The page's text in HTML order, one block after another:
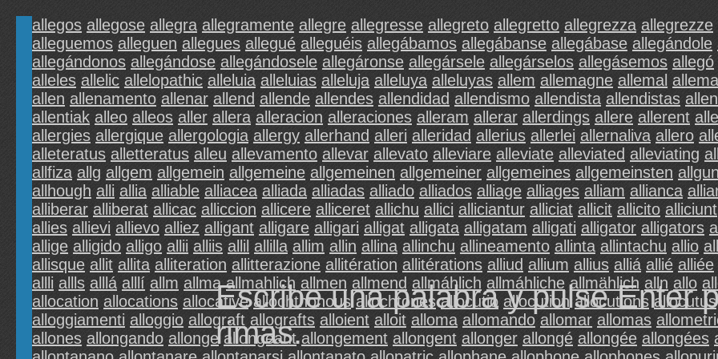
Escribe una palabra y pulse Enter
rimas.
allegos allegose allegra allegramente allegre allegresse allegreto allegretto allegrezza allegrezze
alleguemos alleguen allegues allegué alleguéis allegábamos allegábanse allegábase allegándole
allegándonos allegándose allegándosele allegáronse allegársele allegárselos allegásemos allegó
alleles allelic allelopathic alleluia alleluias alleluja alleluya alleluyas allem allemagne allemal
allen allenamento allenar allend allende allendes allendidad allendismo allendista allendistas
allentiak alleo alleos aller allera alleracion alleraciones alleram allerar allerdings allere allerent
allergies allergique allergologia allergy allerhand alleri alleridad allerius allerlei allernaliva allero
alleteratus alletteratus alleu allevamento allevar allevato alleviare alleviate alleviated alleviating
allfiza allg allgem allgemein allgemeine allgemeinen allgemeiner allgemeines allgemeinsten
allhough alli allia alliable alliacea alliada alliadas alliado alliados alliage alliages alliam allianca
alliberar alliberat allicac alliccion allicere alliceret allichu allici alliciantur alliciat allicit allicito alliciunt
allies allievi allievo alliez alligant alligare alligari alligat alligata alligatam alligati alligator alligators
allige alligido alligo allii alliis allil allilla allim allin allina allinchu allineamento allinta allintachu allio
allisque allit allita alliteration allitterazione allitération allitérations alliud allium allius alliá allié alliée
allli allls alllá alllí allm allma allmahlich allmen allmend allmáhlich allmáhliche allmählich alln allo
allocation allocations allocative allochthonous allochtones allocutio allocution allocutions allocutus
alloggiamenti alloggio allograft allografts alloient alloit alloma allomando allomar allomas
allones allongando allonge allongeant allongement allongent allonger allongé allongée allongées